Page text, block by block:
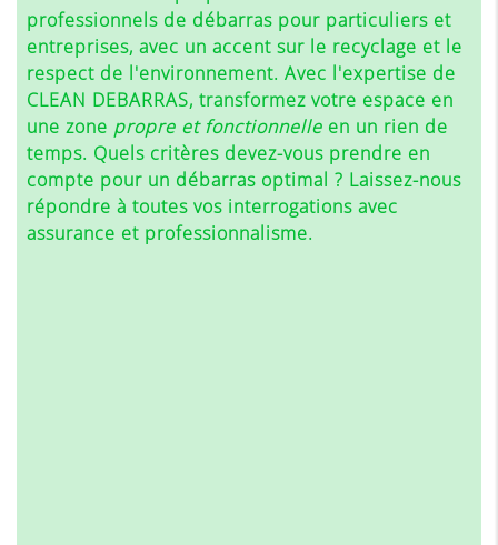
professionnels de débarras pour particuliers et
entreprises, avec un accent sur le recyclage et le
respect de l'environnement. Avec l'expertise de
CLEAN DEBARRAS, transformez votre espace en
une zone propre et fonctionnelleen un rien de
temps. Quels critères devez-vous prendre en
compte pour un débarras optimal ? Laissez-nous
répondre à toutes vos interrogations avec
assurance et professionnalisme.